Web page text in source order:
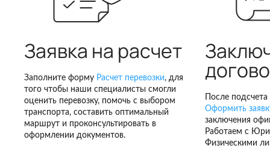
Заявка на расчет
Заполните форму Расчет перевозки, для
того чтобы наши специалисты смогли
оценить перевозку, помочь с выбором
транспорта, составить оптимальный
маршрут и проконсультировать в
оформлении документов.
После
Оформить
заключения
Работаем с
Физическими